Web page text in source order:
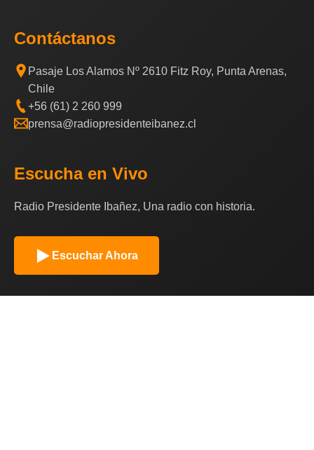
Contáctanos
Pasaje Los Alamos Nº 2610 Fitz Roy, Punta Arenas,
Chile
+56 (61) 2 260 999
prensa@radiopresidenteibanez.cl
Escucha en Vivo
Radio Presidente Ibañez, Una radio con historia.
Escuchar Ahora